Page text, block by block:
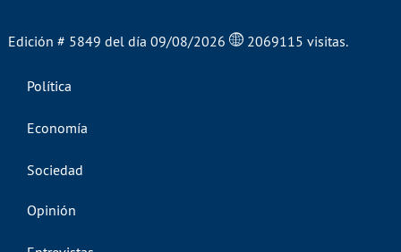
Edición # 5849 del día 09/08/2026 2069115 visitas.
Política
Economía
Sociedad
Opinión